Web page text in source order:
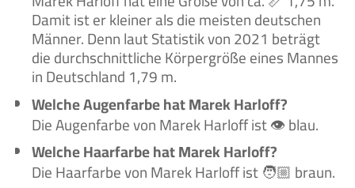
Damit ist er kleiner als die meisten deutschen
Männer. Denn laut Statistik von 2021 beträgt
die durchschnittliche Körpergröße eines Mannes
in Deutschland 1,79 m.
Welche Augenfarbe hat Marek Harloff?
Die Augenfarbe von Marek Harloff ist 👁️ blau.
Welche Haarfarbe hat Marek Harloff?
Die Haarfarbe von Marek Harloff ist 🧑🏼‍ braun.